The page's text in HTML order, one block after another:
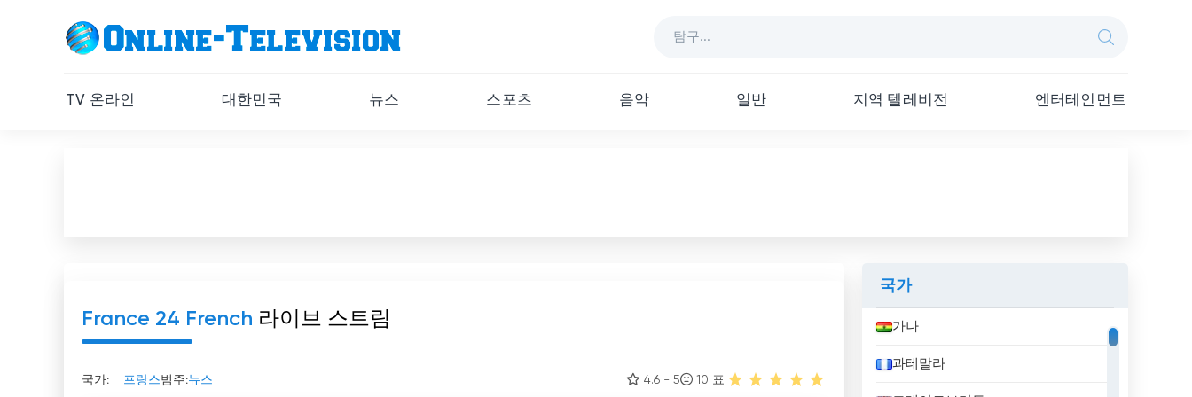
TV 온라인 대한민국 뉴스 스포츠 음악 일반 지역 텔레비전 엔터테인먼트
France 24 French 라이브 스트림
국가: 프랑스범주:뉴스 4.6 - 5 10 표
국가
가나
과테말라